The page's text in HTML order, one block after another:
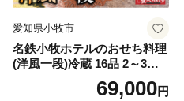
愛知県小牧市
名鉄小牧ホテルのおせち料理
(洋風一段)冷蔵 16品 2～3人
前 2027年【数量限定 お申込
期限12/15】 解凍不要 ホテル
69,000円